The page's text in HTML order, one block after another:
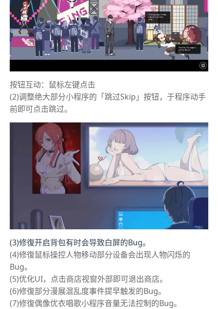
按钮互动：鼠标左键点击
(2)调整绝大部分小程序的「跳过Skip」按钮，于程序动手
前即可点击跳过。
(3)修復开启背包有时会导致白屏的Bug。
(4)修復鼠标操控人物移动部分设备会出现人物闪烁的
Bug。
(5)优化UI，点击商店视窗外部即可退出商店。
(6)修復部分漫展混乱度事件提早触发的Bug。
(7)修復偶像优衣唱歌小程序音量无法控制的Bug。